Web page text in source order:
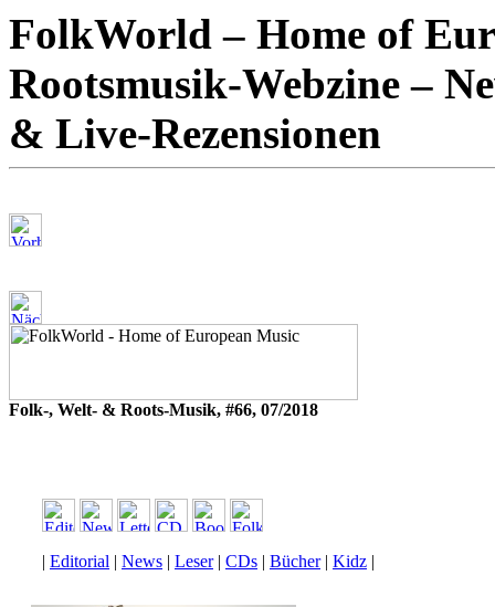
FolkWorld – Home of
Rootsmusik-Webzine –
& Live-Rezensionen
Folk-, Welt- & Roots-Musik, #66, 07/2018
| Editorial | News | Leser| CDs | Bücher| Kidz |